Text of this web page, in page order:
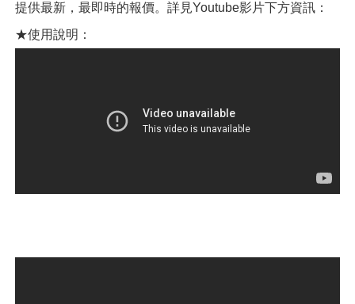
提供最新，最即時的報價。詳見Youtube影片下方資訊：
★使用說明：